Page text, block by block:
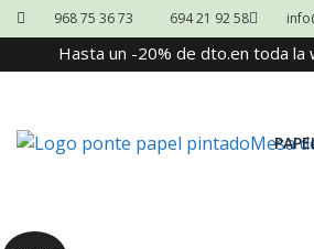
968 75 36 73 694 21 92 58
Hasta un -20% de dto.en toda